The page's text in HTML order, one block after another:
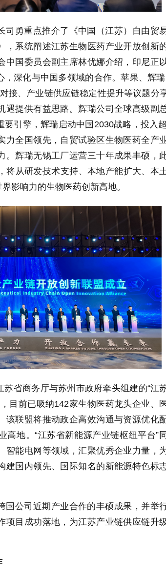
司勇重点推介了《中国（江苏）自由贸
，系统阐述江苏生物医药产业开放创新
中国委员会副主席林优娜介绍，印尼正
深化与中国多领域的合作。苹果、辉瑞
接、产业链供应链稳定性提升等议题分
遇提供有益思路。辉瑞公司全球高级副
要引擎，辉瑞启动中国 2030战略，投入超
力全国领先，自贸试验区生物医药全产
。辉瑞无锡工厂运营三十年成果丰硕，
，将从研发技术支持、本地产能扩大、本
影响力的生物医药创新高地。
省商务厅与苏州市政府牵头组建的“江
目前已吸纳142家生物医药龙头企业、
联盟将推动政企高效沟通与资源优化
高地。“江苏省新能源产业链枢纽平台”
智能电网等领域，汇聚优秀企业力量，
建国内领先、国际知名的新能源特色标
国公司近期产业合作的丰硕成果，并举
目成功落地，为江苏产业链供应链升